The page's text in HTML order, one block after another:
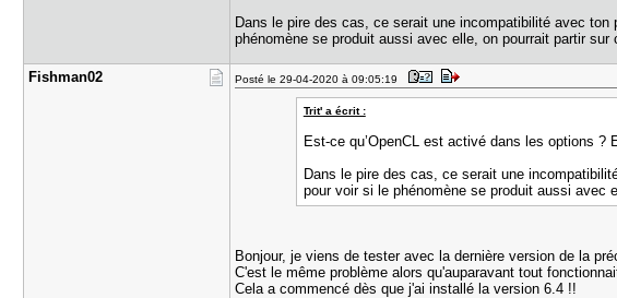
Dans le pire des cas, ce serait une incompatibilité avec
phénomène se produit aussi avec elle, on pourrait partir sur
Fishman02 Posté le 29-04-2020 à 09:05:19
Trit' a écrit :
Est-ce qu’OpenCL est activé dans les options
Dans le pire des cas, ce serait une
pour voir si le phénomène se produit aussi avec
Bonjour, je viens de tester avec la dernière version de la
C'est le même problème alors qu'auparavant tout
Cela a commencé dès que j'ai installé la version 6.4 !!